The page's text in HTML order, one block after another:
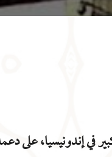
في إندونيسيا، على